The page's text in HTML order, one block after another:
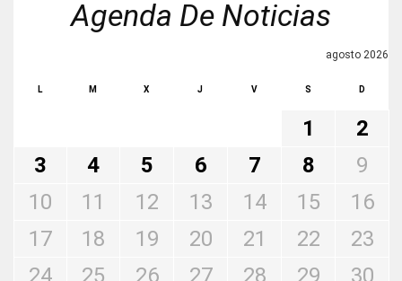
Agenda De Noticias
agosto 2026
L M X J V S D
1
2
3
4 5 6 7 8
9
10
11 12 13 14 15
16
17
18 19 20 21 22
23
24
25 26 27 28 29 30